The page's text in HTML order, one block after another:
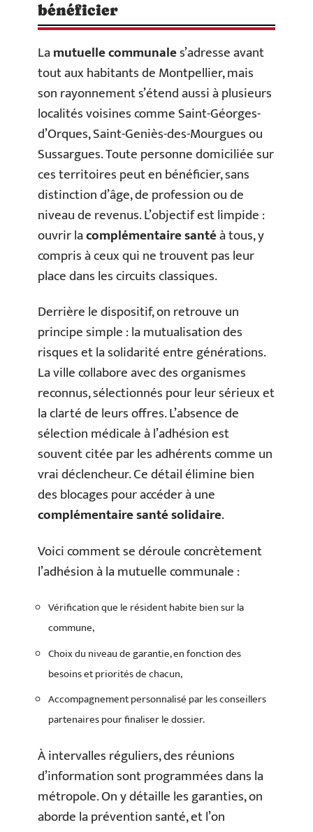
bénéficier
Lamutuelle communales’adresse avant
tout aux habitants de Montpellier, mais
son rayonnement s’étend aussi à plusieurs
localités voisines comme Saint-Géorges-
d’Orques, Saint-Geniès-des-Mourgues ou
Sussargues. Toute personne domiciliée sur
ces territoires peut en bénéficier, sans
distinction d’âge, de profession ou de
niveau de revenus. L’objectif est limpide :
ouvrir lacomplémentaire santéà tous, y
compris à ceux qui ne trouvent pas leur
place dans les circuits classiques.
Derrière le dispositif, on retrouve un
principe simple : la mutualisation des
risques et la solidarité entre générations.
La ville collabore avec des organismes
reconnus, sélectionnés pour leur sérieux et
la clarté de leurs offres. L’absence de
sélection médicale à l’adhésion est
souvent citée par les adhérents comme un
vrai déclencheur. Ce détail élimine bien
des blocages pour accéder à une
complémentaire santé solidaire.
Voici comment se déroule concrètement
l’adhésion à la mutuelle communale :
Vérification que le résident habite bien sur la
commune,
Choix du niveau de garantie, en fonction des
besoins et priorités de chacun,
Accompagnement personnalisé par les conseillers
partenaires pour finaliser le dossier.
À intervalles réguliers, des réunions
d’information sont programmées dans la
métropole. On y détaille les garanties, on
aborde la prévention santé, et l’on